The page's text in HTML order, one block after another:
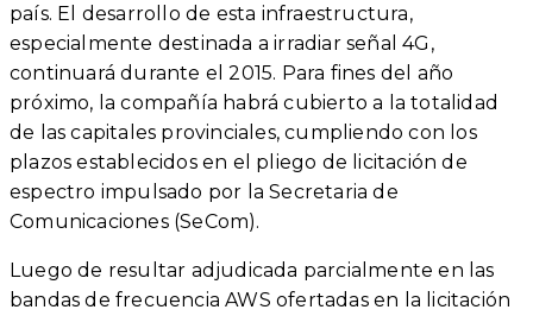
país. El desarrollo de esta infraestructura,
especialmente destinada a irradiar señal 4G,
continuará durante el 2015. Para fines del año
próximo, la compañía habrá cubierto a la totalidad
de las capitales provinciales, cumpliendo con los
plazos establecidos en el pliego de licitación de
espectro impulsado por la Secretaria de
Comunicaciones (SeCom).
Luego de resultar adjudicada parcialmente en las
bandas de frecuencia AWS ofertadas en la licitación